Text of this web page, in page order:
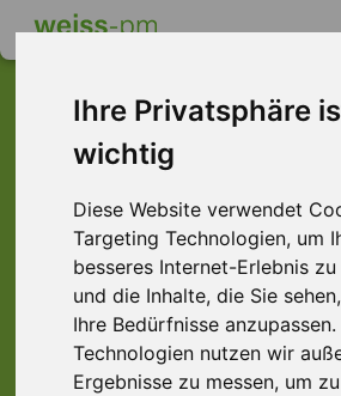
Ihre Privatsphäre
wichtig
Diese Website verwendet
Targeting Technologien, um
besseres Internet-Erlebnis
und die Inhalte, die Sie
Ihre Bedürfnisse
Technologien nutzen wir
Ergebnisse zu messen, um
Dieser Job ist
nicht mehr
... aber vielleicht ist hier